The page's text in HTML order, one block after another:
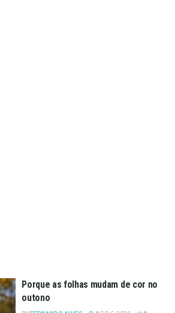
Porque as folhas mudam de cor no
outono